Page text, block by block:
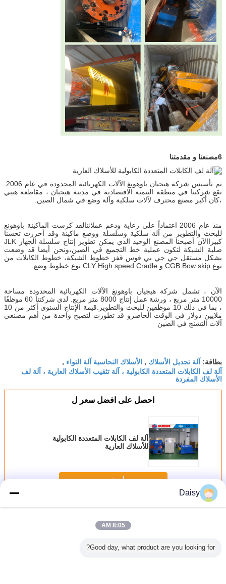
6مصنعنا و مقدمتنا
تم تأسيس شركة هيجيان باوهونغ الآلات الكهربائية المحدودة في عام 2006.
تقع شركتنا في منطقة التنمية الاقتصادية في مدينة هيجيان ، مقاطعة هيبي
،كان أكبر مصنع محترف لآلات سلكية وآلة وضع في شمال الصين.
منذ عام 2006 اعتماداً على رعاية ودعم عملائنالقد كرست الماكينة باوهونغ
للبحث والتطوير من آلة سلكية وسلسلة ووضع ماكينة وقد أحرزت تحسنا
كبيراالآن أصبحنا المصنع الوحيد الذي يمكن تطوير إنتاج سلسلة الجهاز JLK
صلبة الشبكة لتكون عملية خط التجميع في الصين،ونحن أيضا قد وضعت
بشكل مستقل جي جي بي قوس قفز خطوط الشبكة، خطوط الكابلات من
نوع CGB Bow skip و CLY High speed Cradle نوع خطوط وضع.
الآن ، تشمل شركة هيجيان باوهونغ الآلات الكهربائية المحدودة مساحة
10000 متر مربع ، ورشة عمل إنتاج 8000 متر مربع. لدى شركتنا 60 موظفًا
، بما في ذلك 10 موظفين للبحث والتطوير.قيمة الإنتاج السنوي أكثر من 10
ملايين دولار في الوقت الحاضرو قد تطورت لتصبح واحدة من أهم مصنعي
آلات التشنج في الصين
بطاقة: آلة تجديل الأسلاك , الأسلاك النحاسية آلة التواء ,
آلة لف الكابلات المتعددة الكابولية ، آلة تثقيب الأسلاك العارية ، آلة لف
الأسلاك المفردة
احصل على افضل سعر ل
آلة لف الكابلات المتعددة الكابولية
للأسلاك العارية
استمر
أكثرآلة تثقيب تويست واحدة
Daisy
8:05 AM
Good day, what product are you looking for?